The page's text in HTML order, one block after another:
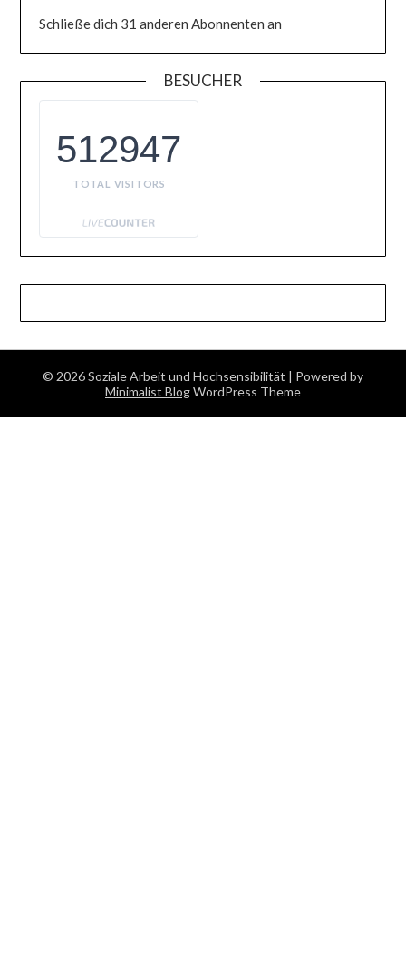
Schließe dich 31 anderen Abonnenten an
BESUCHER
512947
TOTAL VISITORS
© 2026 Soziale Arbeit und Hochsensibilität | Powered by
Minimalist BlogWordPress Theme